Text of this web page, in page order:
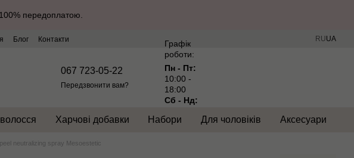
передоплатою.
Блог Контакти RUUA
067 723-05-22
Передзвонити вам?
Графік
роботи:
Пн - Пт:
10:00 -
18:00
Сб - Нд:
Харчові добавки Набори Для чоловіків Аксесуари
peel neutralizing spray Mesoestetic